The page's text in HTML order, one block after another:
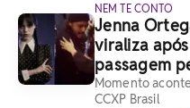
NEM TE CONTO
Jenna
viraliza
passagem
Momento
CCXP Brasil